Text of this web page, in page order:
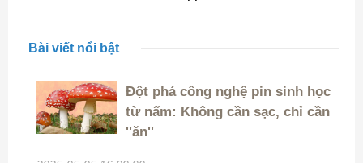
Bài viết nổi bật
Đột phá công nghệ pin sinh học
từ nấm: Không cần sạc, chỉ cần
''ăn''